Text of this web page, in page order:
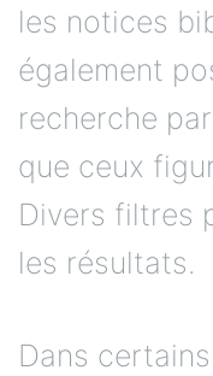
les notices
également
recherche
que ceux
Divers filtres
les résultats.
Dans